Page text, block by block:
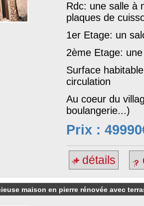
Rdc: une salle à
plaques de
1er Etage: un
2ème Etage:
Surface
circulation
Au coeur du
boulangerie...)
Prix :
détails
maison en pierre rénovée avec